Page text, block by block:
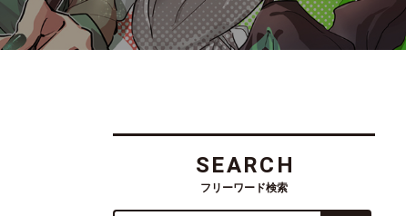
SEARCH
フリーワード検索